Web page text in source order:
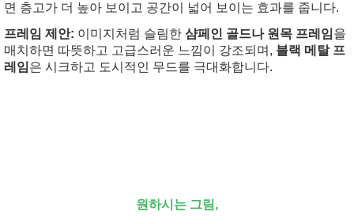
면 층고가 더 높아 보이고 공간이 넓어 보이는 효과를 줍니다.
프레임 제안: 이미지처럼 슬림한 샴페인 골드나 원목 프레임을
매치하면 따뜻하고 고급스러운 느낌이 강조되며, 블랙 메탈 프
레임은 시크하고 도시적인 무드를 극대화합니다.
원하시는 그림,